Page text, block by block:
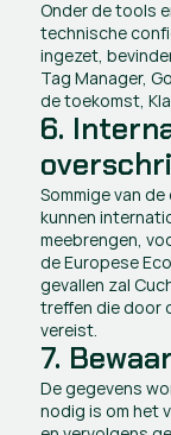
Onder de tools
technische
ingezet,
Tag Manager,
de toekomst,
6.
Sommige van
kunnen
meebrengen,
de Europese
gevallen zal
treffen die door
vereist.
7.
De gegevens
nodig is om het